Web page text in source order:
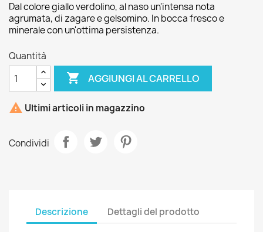
Dal colore giallo verdolino, al naso un'intensa nota
agrumata, di zagare e gelsomino. In bocca fresco e
minerale con un'ottima persistenza.
Quantità
 AGGIUNGI AL CARRELLO
 Ultimi articoli in magazzino
Condividi
Descrizione Dettagli del prodotto